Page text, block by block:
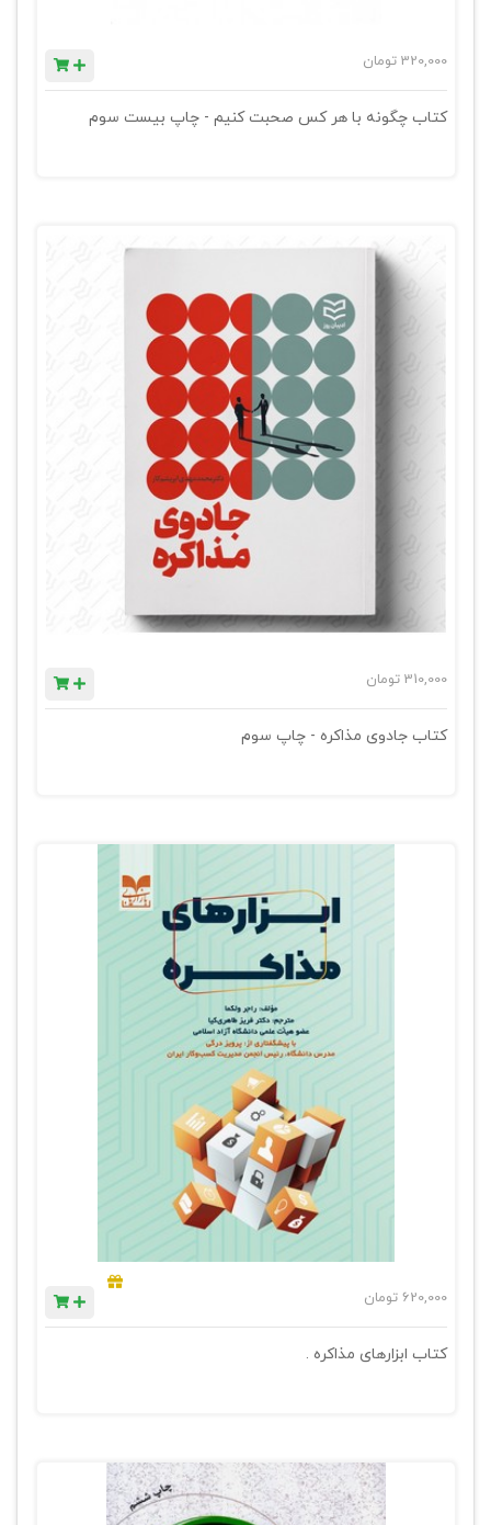
320,000 تومان
کتاب چگونه با هر کس صحبت کنیم - چاپ بیست سوم
310,000 تومان
کتاب جادوی مذاکره - چاپ سوم
620,000 تومان
کتاب ابزارهای مذاکره .